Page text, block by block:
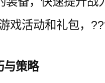
戏活动和礼包，
与策略